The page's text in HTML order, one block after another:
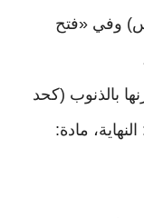
وفي «فتح
بالذنوب (كحد
مادة: